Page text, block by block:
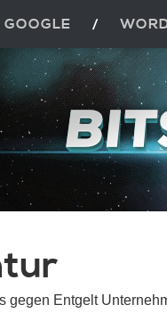
GOOGLE
gegen Entgelt